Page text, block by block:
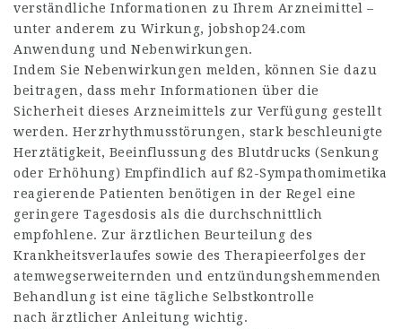
verständliche Informationen zu Ihrem Arzneimittel –
unter anderem zu Wirkung, jobshop24.com
Anwendung und Nebenwirkungen.
Indem Sie Nebenwirkungen melden, können Sie dazu
beitragen, dass mehr Informationen über die
Sicherheit dieses Arzneimittels zur Verfügung gestellt
werden. Herzrhythmusstörungen, stark beschleunigte
Herztätigkeit, Beeinflussung des Blutdrucks (Senkung
oder Erhöhung) Empfindlich auf ß2-Sympathomimetika
reagierende Patienten benötigen in der Regel eine
geringere Tagesdosis als die durchschnittlich
empfohlene. Zur ärztlichen Beurteilung des
Krankheitsverlaufes sowie des Therapieerfolges der
atemwegserweiternden und entzündungshemmenden
Behandlung ist eine tägliche Selbstkontrolle
nach ärztlicher Anleitung wichtig.